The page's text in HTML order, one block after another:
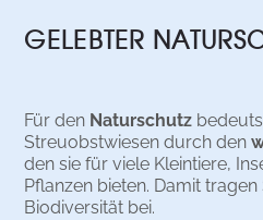
GELEBTER
Für den Naturschutz
Streuobstwiesen durch den
den sie für viele Kleintiere,
Pflanzen bieten. Damit
Biodiversität bei.